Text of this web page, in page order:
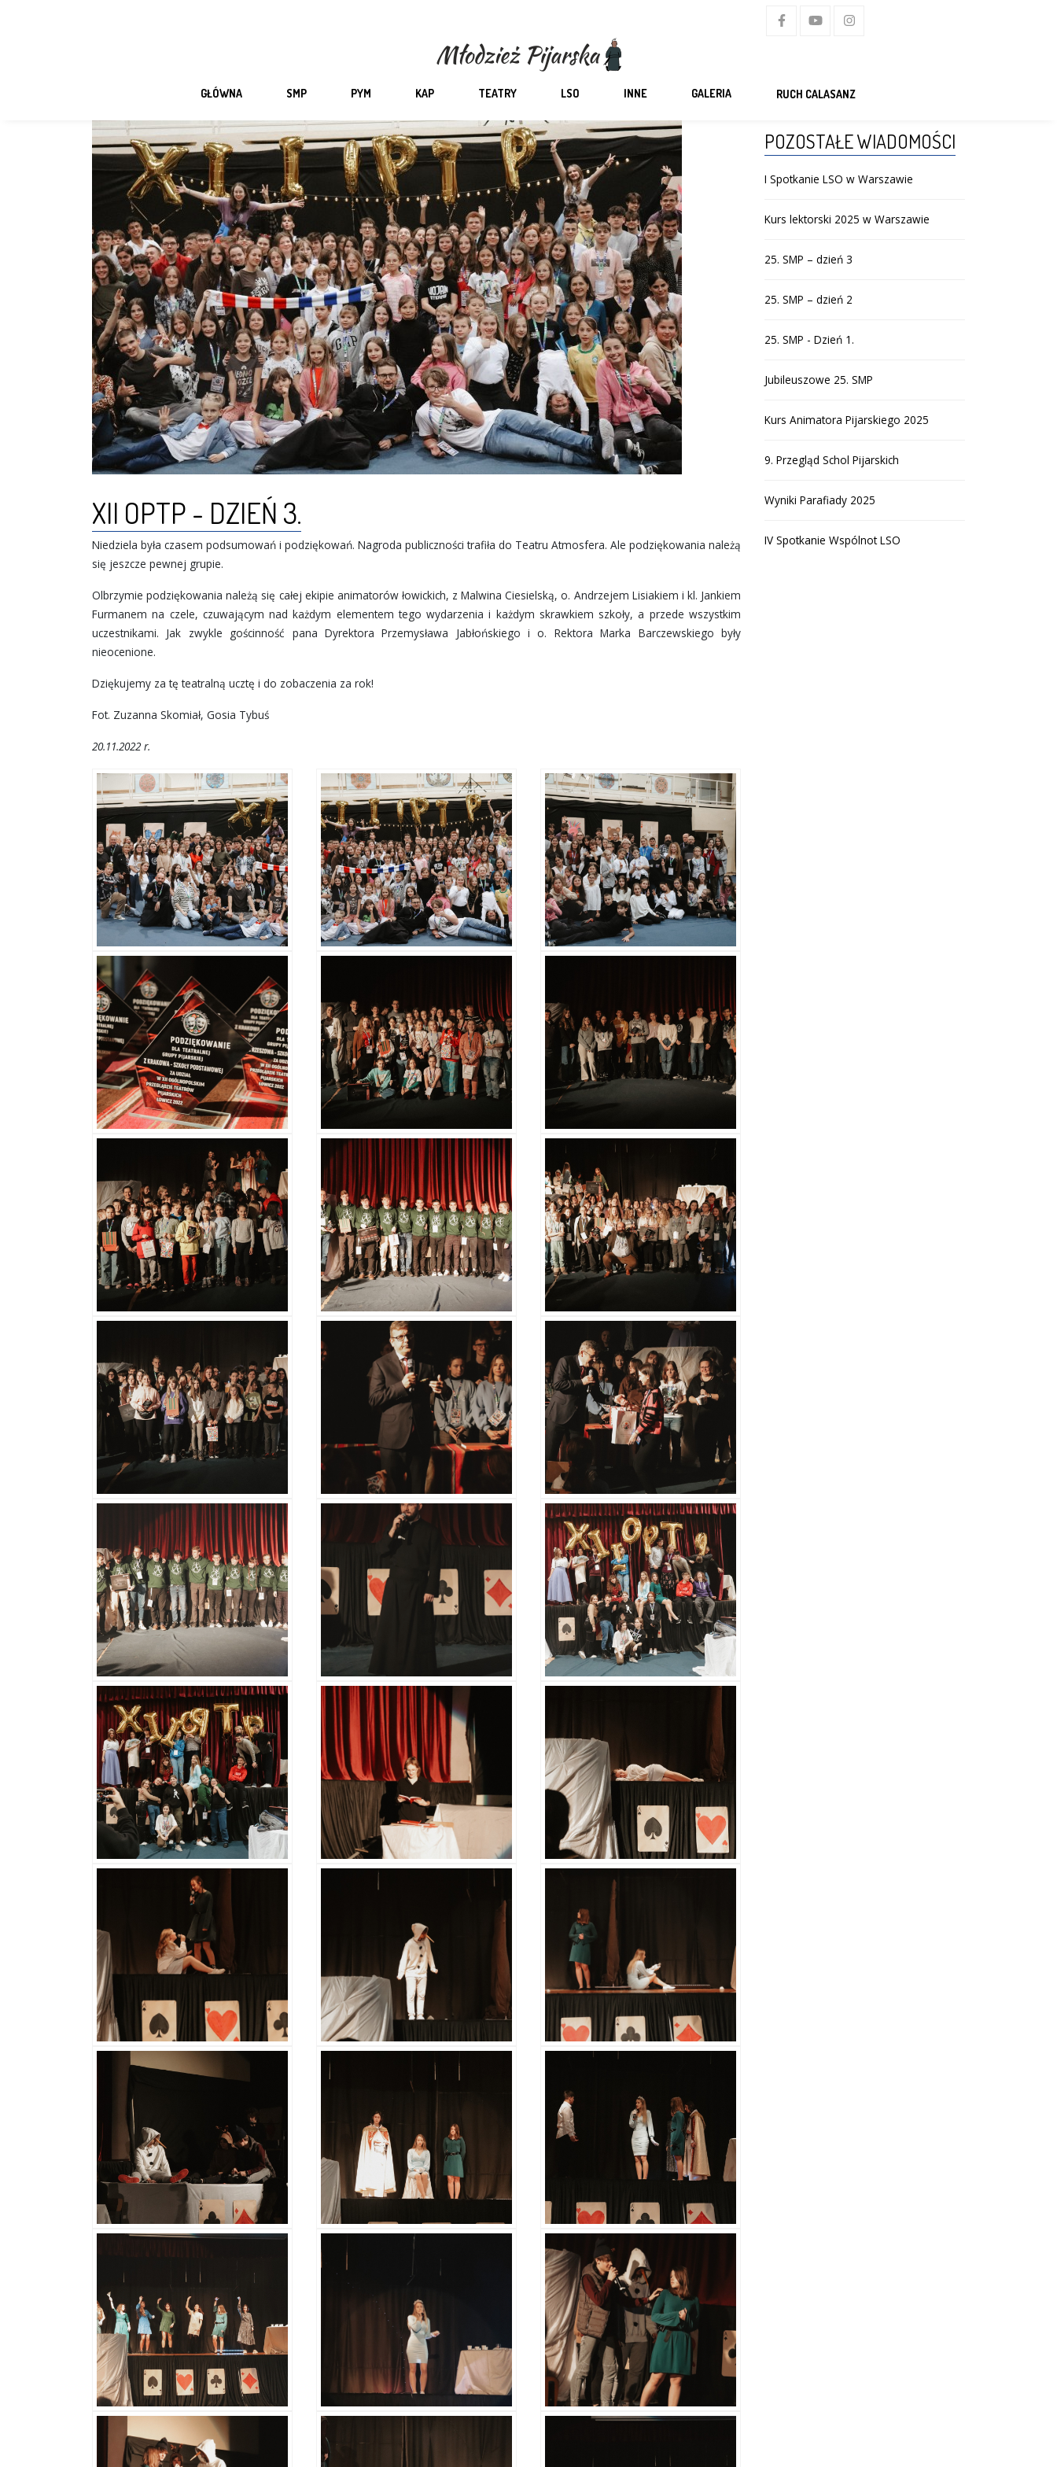
GŁÓWNA SMP PYM KAP TEATRY LSO INNE GALERIA RUCH CALASANZ
XII OPTP - DZIEŃ 3.
Niedziela była czasem podsumowań i podziękowań. Nagroda publiczności trafiła do Teatru Atmosfera. Ale podziękowania należą
się jeszcze pewnej grupie.
Olbrzymie podziękowania należą się całej ekipie animatorów łowickich, z Malwina Ciesielską, o. Andrzejem Lisiakiem i kl. Jankiem
Furmanem na czele, czuwającym nad każdym elementem tego wydarzenia i każdym skrawkiem szkoły, a przede wszystkim
uczestnikami. Jak zwykle gościnność pana Dyrektora Przemysława Jabłońskiego i o. Rektora Marka Barczewskiego były
nieocenione.
Dziękujemy za tę teatralną ucztę i do zobaczenia za rok!
Fot. Zuzanna Skomiał, Gosia Tybuś
20.11.2022 r.
POZOSTAŁE WIADOMOŚCI
I Spotkanie LSO w Warszawie
Kurs lektorski 2025 w Warszawie
25. SMP – dzień 3
25. SMP – dzień 2
25. SMP - Dzień 1.
Jubileuszowe 25. SMP
Kurs Animatora Pijarskiego 2025
9. Przegląd Schol Pijarskich
Wyniki Parafiady 2025
IV Spotkanie Wspólnot LSO